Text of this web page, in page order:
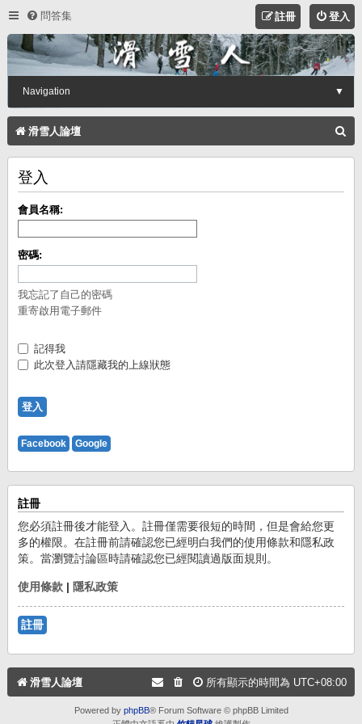
問答集 登入
註冊
Navigation ▼
滑雪人論壇
尋
登入
會員名稱:
密碼:
我忘記了自己的密碼
重寄啟用電子郵件
記得我
此次登入請隱藏我的上線狀態
Facebook Google
註冊
您必須註冊後才能登入。註冊僅需要很短的時間，但是會給您更
多的權限。在註冊前請確認您已經明白我們的使用條款和隱私政
策。當瀏覽討論區時請確認您已經閱讀過版面規則。
使用條款 | 隱私政策
註冊
滑雪人論壇 所有顯示的時間為 UTC+08:00
Powered by phpBB® Forum Software © phpBB Limited